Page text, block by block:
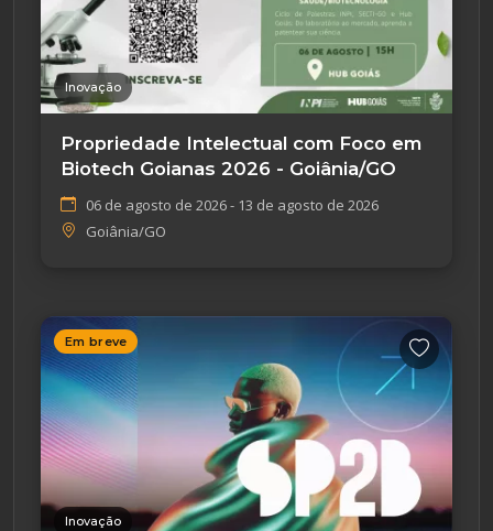
Inovação
Propriedade Intelectual com Foco em
Biotech Goianas 2026 - Goiânia/GO
06 de agosto de 2026 - 13 de agosto de 2026
Goiânia/GO
Em breve
Inovação